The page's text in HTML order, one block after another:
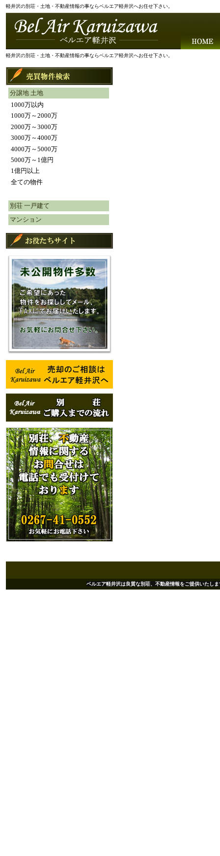
軽井沢の別荘・土地・不動産情報の事ならベルエア軽井沢へお任せ下さい。
軽井沢の別荘・土地・不動産情報の事ならベルエア軽井沢へお任せ下さい。
分譲地 土地
1000万以内
1000万～2000万
2000万～3000万
3000万～4000万
4000万～5000万
5000万～1億円
1億円以上
全ての物件
別荘 一戸建て
マンション
ベルエア軽井沢は良質な別荘、不動産情報をご提供いた